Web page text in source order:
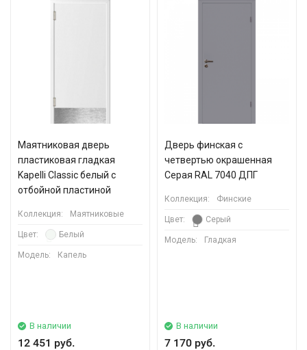
Маятниковая дверь
пластиковая гладкая
Kapelli Classic белый с
отбойной пластиной
Коллекция: Маятниковые
Цвет: Белый
Модель: Капель
В наличии
12 451 руб.
Дверь финская с
четвертью окрашенная
Серая RAL 7040 ДПГ
Коллекция: Финские
Цвет: Серый
Модель: Гладкая
В наличии
7 170 руб.